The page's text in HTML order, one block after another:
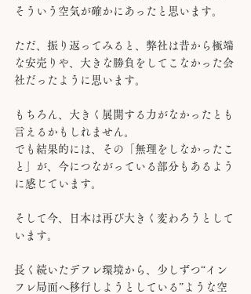
そういう空気が確かにあったと思います。
ただ、振り返ってみると、弊社は昔から極端
な安売りや、大きな勝負をしてこなかった会
社だったように思います。
もちろん、大きく展開する力がなかったとも
言えるかもしれません。
でも結果的には、その「無理をしなかったこ
と」が、今につながっている部分もあるよう
に感じています。
そして今、日本は再び大きく変わろうとして
います。
長く続いたデフレ環境から、少しずつ“イン
フレ局面へ移行しようとしている”ような空